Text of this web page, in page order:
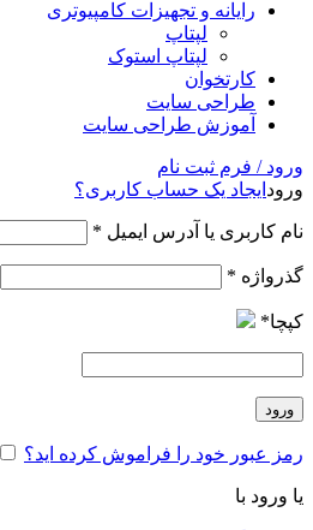
رایانه و تجهیزات کامپیوتری
لپتاپ
لپتاپ استوک
کارتخوان
طراحی سایت
آموزش طراحی سایت
ورود / فرم ثبت نام
ورود ایجاد یک حساب کاربری؟
نام کاربری یا آدرس ایمیل *
گذرواژه *
کپچا*
ورود
رمز عبور خود را فراموش کرده اید؟
یا ورود با